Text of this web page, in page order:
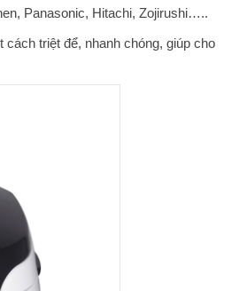
Panasonic, Hitachi, Zojirushi…..
triệt để, nhanh chóng, giúp cho